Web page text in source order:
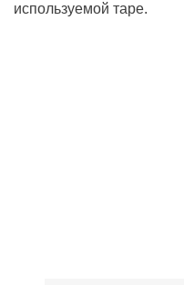
используемой таре.